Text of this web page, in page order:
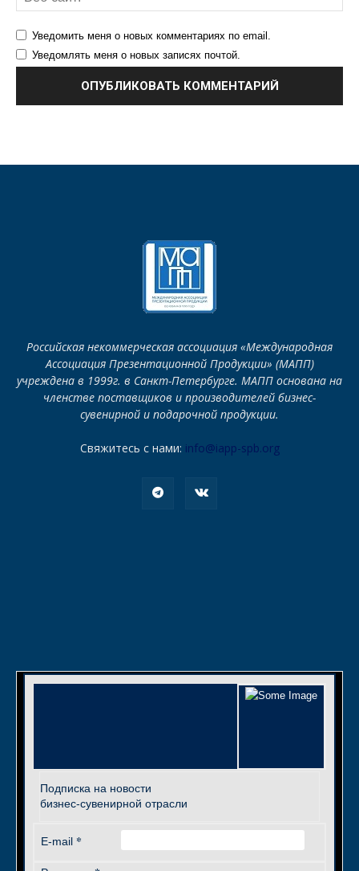
Уведомить меня о новых комментариях по email.
Уведомлять меня о новых записях почтой.
Российская некоммерческая ассоциация «Международная
Ассоциация Презентационной Продукции» (МАПП)
учреждена в 1999г. в Санкт-Петербурге. МАПП основана на
членстве поставщиков и производителей бизнес-
сувенирной и подарочной продукции.
Свяжитесь с нами: info@iapp-spb.org
Подписка на новости
бизнес-сувенирной отрасли
E-mail *